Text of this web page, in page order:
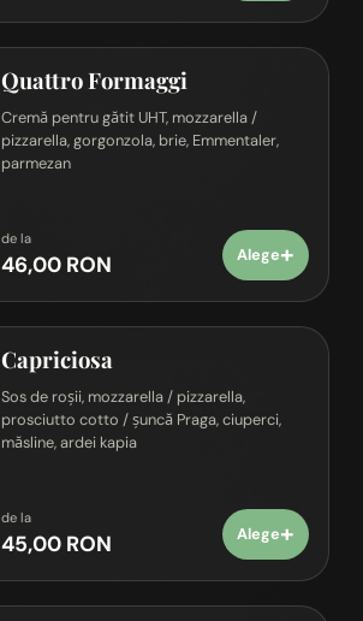
Quattro Formaggi
Cremă pentru gătit UHT, mozzarella /
pizzarella, gorgonzola, brie, Emmentaler,
parmezan
de la
46,00 RON Alege+
Capriciosa
Sos de roșii, mozzarella / pizzarella,
prosciutto cotto / șuncă Praga, ciuperci,
măsline, ardei kapia
de la
45,00 RON Alege+